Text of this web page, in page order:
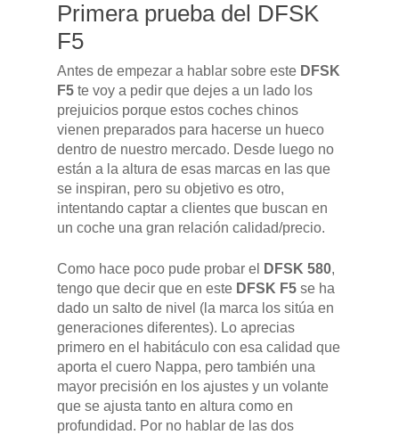
Primera prueba del DFSK
F5
Antes de empezar a hablar sobre este DFSK
F5 te voy a pedir que dejes a un lado los
prejuicios porque estos coches chinos
vienen preparados para hacerse un hueco
dentro de nuestro mercado. Desde luego no
están a la altura de esas marcas en las que
se inspiran, pero su objetivo es otro,
intentando captar a clientes que buscan en
un coche una gran relación calidad/precio.
Como hace poco pude probar el DFSK 580,
tengo que decir que en este DFSK F5 se ha
dado un salto de nivel (la marca los sitúa en
generaciones diferentes). Lo aprecias
primero en el habitáculo con esa calidad que
aporta el cuero Nappa, pero también una
mayor precisión en los ajustes y un volante
que se ajusta tanto en altura como en
profundidad. Por no hablar de las dos